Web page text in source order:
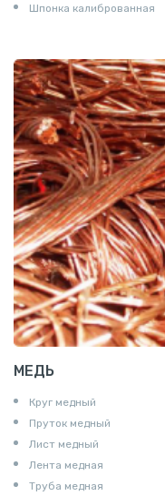
Шпонка калиброванная
МЕДЬ
Круг медный
Пруток медный
Лист медный
Лента медная
Труба медная